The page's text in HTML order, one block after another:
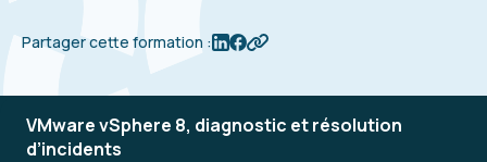
Partager cette formation :
VMware vSphere 8, diagnostic et résolution
d’incidents